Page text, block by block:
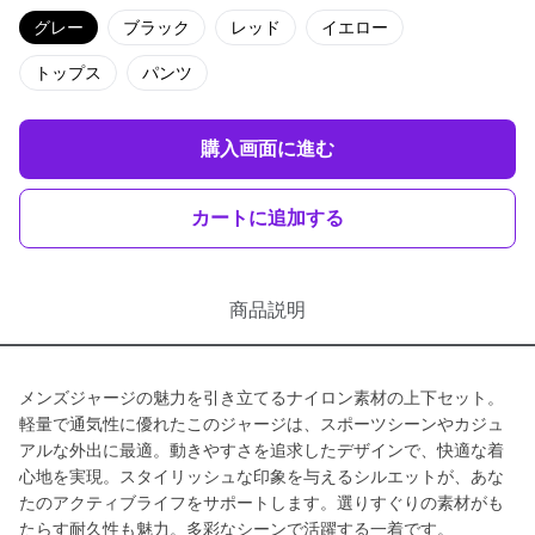
グレー ブラック レッド イエロー
トップス パンツ
購入画面に進む
カートに追加する
商品説明
メンズジャージの魅力を引き立てるナイロン素材の上下セット。
軽量で通気性に優れたこのジャージは、スポーツシーンやカジュ
アルな外出に最適。動きやすさを追求したデザインで、快適な着
心地を実現。スタイリッシュな印象を与えるシルエットが、あな
たのアクティブライフをサポートします。選りすぐりの素材がも
たらす耐久性も魅力。多彩なシーンで活躍する一着です。